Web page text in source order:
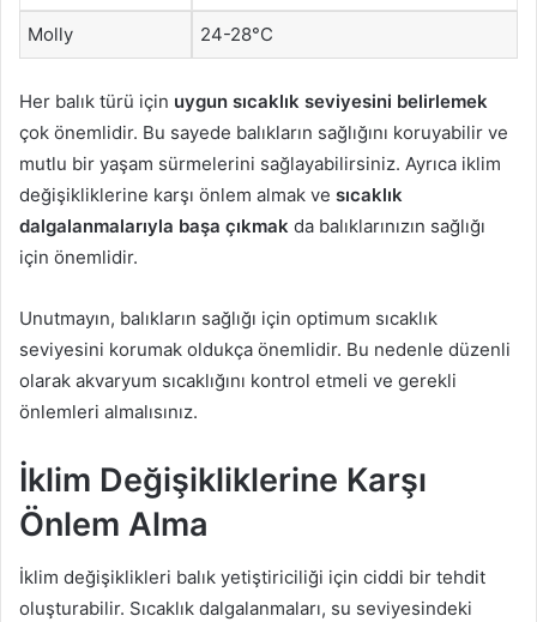
Molly 24-28°C
Her balık türü için uygun sıcaklık seviyesini belirlemek
çok önemlidir. Bu sayede balıkların sağlığını koruyabilir ve
mutlu bir yaşam sürmelerini sağlayabilirsiniz. Ayrıca iklim
değişikliklerine karşı önlem almak ve sıcaklık
dalgalanmalarıyla başa çıkmak da balıklarınızın sağlığı
için önemlidir.
Unutmayın, balıkların sağlığı için optimum sıcaklık
seviyesini korumak oldukça önemlidir. Bu nedenle düzenli
olarak akvaryum sıcaklığını kontrol etmeli ve gerekli
önlemleri almalısınız.
İklim Değişikliklerine Karşı
Önlem Alma
İklim değişiklikleri balık yetiştiriciliği için ciddi bir tehdit
oluşturabilir. Sıcaklık dalgalanmaları, su seviyesindeki